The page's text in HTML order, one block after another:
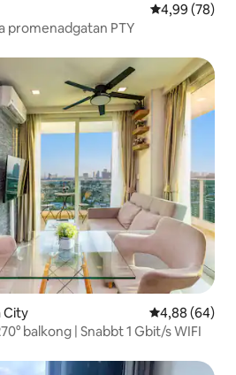
4,99 av 5 i
4,99 (78)
promenadgatan PTY
City 4,88 av 5 i
4,88 (64)
balkong | Snabbt 1 Gbit/s WIFI